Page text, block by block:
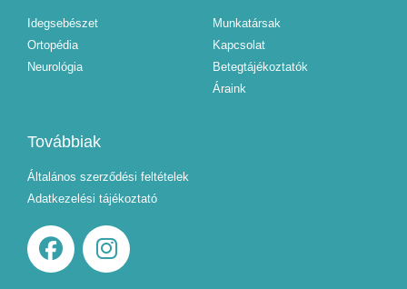
Idegsebészet
Ortopédia
Neurológia
Munkatársak
Kapcsolat
Betegtájékoztatók
Áraink
Továbbiak
Általános szerződési feltételek
Adatkezelési tájékoztató